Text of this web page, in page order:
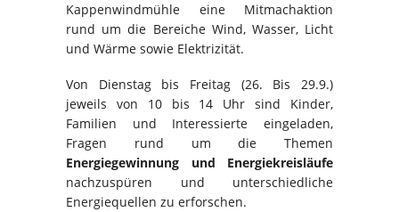
Kappenwindmühle eine Mitmachaktion
rund um die Bereiche Wind, Wasser, Licht
und Wärme sowie Elektrizität.
Von Dienstag bis Freitag (26. Bis 29.9.)
jeweils von 10 bis 14 Uhr sind Kinder,
Familien und Interessierte eingeladen,
Fragen rund um die Themen
Energiegewinnung und Energiekreisläufe
nachzuspüren und unterschiedliche
Energiequellen zu erforschen.